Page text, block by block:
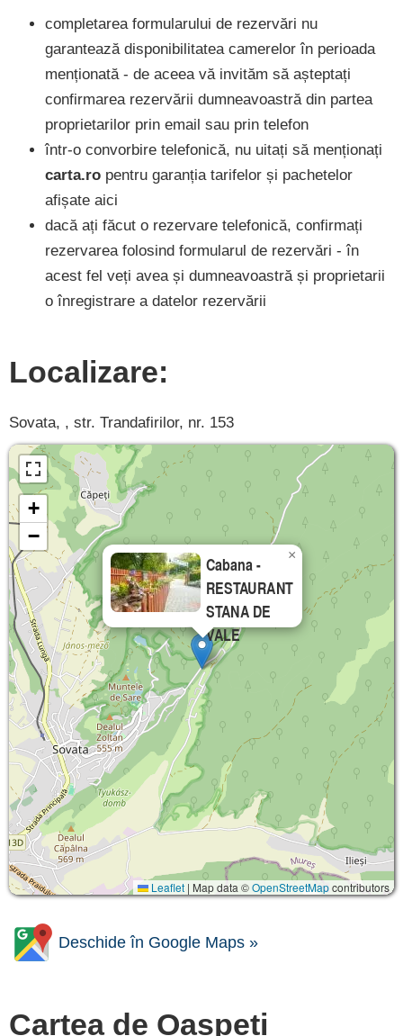
completarea formularului de rezervări nu
garantează disponibilitatea camerelor în perioada
menționată - de aceea vă invităm să așteptați
confirmarea rezervării dumneavoastră din partea
proprietarilor prin email sau prin telefon
într-o convorbire telefonică, nu uitați să menționați
carta.ro pentru garanția tarifelor și pachetelor
afișate aici
dacă ați făcut o rezervare telefonică, confirmați
rezervarea folosind formularul de rezervări - în
acest fel veți avea și dumneavoastră și proprietarii
o înregistrare a datelor rezervării
Localizare:
Sovata, , str. Trandafirilor, nr. 153
Cabana -
RESTAURANT
STANA DE
VALE
×
+
−
Leaflet | Map data ©OpenStreetMapcontributors
Deschide în Google Maps »
Cartea de Oaspeți